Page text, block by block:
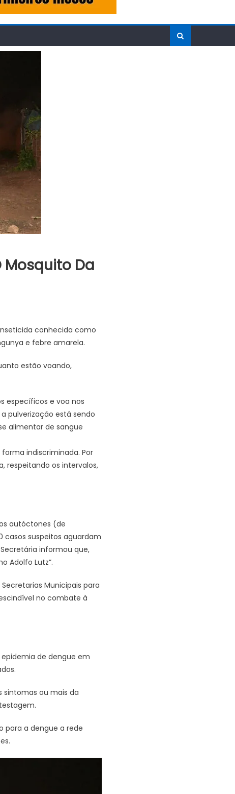
Mosquito Da
conhecida como
e febre amarela.
estão voando,
específicos e voa nos
pulverização está sendo
alimentar de sangue
indiscriminada. Por
respeitando os intervalos,
autóctones (de
casos suspeitos aguardam
informou que,
Adolfo Lutz”.
Municipais para
no combate à
epidemia de dengue em
sintomas ou mais da
para a dengue a rede